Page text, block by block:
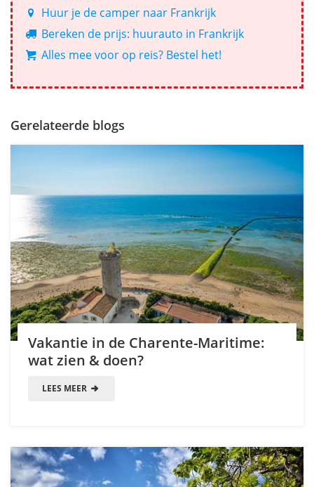
Huur je de camper naar Frankrijk
Bereken de prijs: huurauto in Frankrijk
Alles mee voor op reis? Bestel het!
Gerelateerde blogs
Vakantie in de Charente-Maritime:
wat zien & doen?
LEES MEER